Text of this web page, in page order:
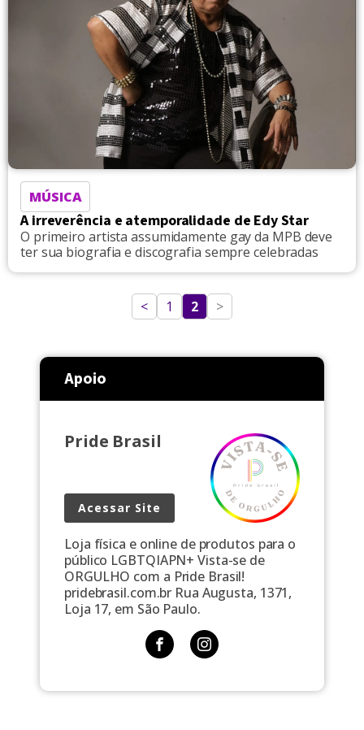
MÚSICA
A irreverência e atemporalidade de Edy Star
O primeiro artista assumidamente gay da MPB deve
ter sua biografia e discografia sempre celebradas
< 1 2 >
Apoio
Pride Brasil
Acessar Site
Loja física e online de produtos para o
público LGBTQIAPN+ Vista-se de
ORGULHO com a Pride Brasil!
pridebrasil.com.br Rua Augusta, 1371,
Loja 17, em São Paulo.